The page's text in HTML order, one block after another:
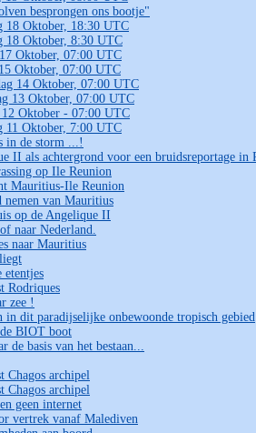
besprongen ons bootje"
18 Oktober, 18:30 UTC
18 Oktober, 8:30 UTC
Oktober, 07:00 UTC
Oktober, 07:00 UTC
14 Oktober, 07:00 UTC
13 Oktober, 07:00 UTC
12 Oktober - 07:00 UTC
11 Oktober, 7:00 UTC
in de storm ...!
II als achtergrond voor een bruidsreportage in
op Ile Reunion
Mauritius-Ile Reunion
nemen van Mauritius
op de Angelique II
naar Nederland.
naar Mauritius
etentjes
Rodriques
zee !
in dit paradijselijke onbewoonde tropisch gebied
BIOT boot
de basis van het bestaan...
Chagos archipel
Chagos archipel
geen internet
vertrek vanaf Malediven